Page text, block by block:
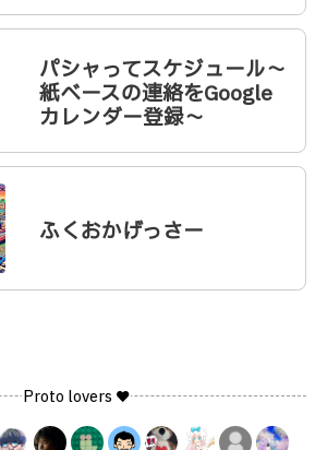
パシャってスケジュール〜
紙ベースの連絡をGoogle
カレンダー登録〜
ふくおかげっさー
Proto lovers ♥